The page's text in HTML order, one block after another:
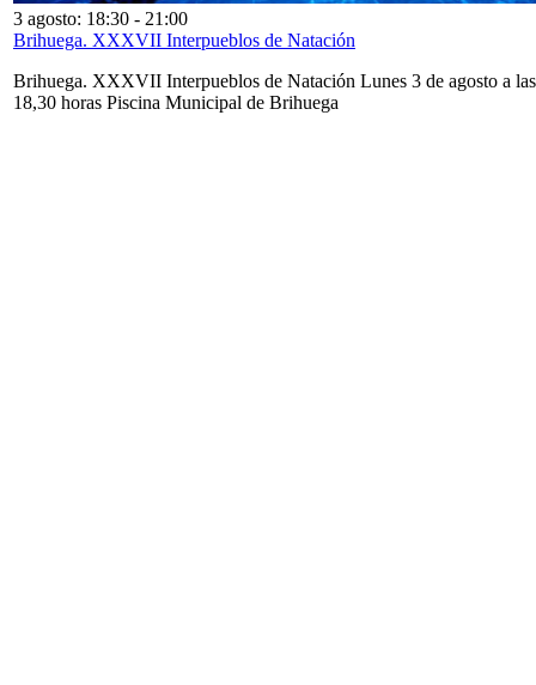
3 agosto: 18:30 - 21:00
Brihuega. XXXVII Interpueblos de Natación
Brihuega. XXXVII Interpueblos de Natación Lunes 3 de agosto a las
18,30 horas Piscina Municipal de Brihuega